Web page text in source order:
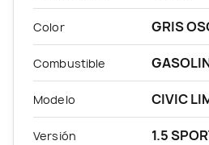
Color GRIS
Combustible
Modelo CIVIC
Versión 1.5